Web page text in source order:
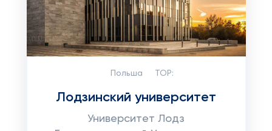
Польша TOP:
Лодзинский университет
Университет Лодз